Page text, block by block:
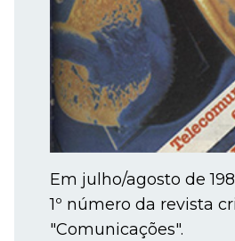
Em julho/agosto de
1º número da revista
"Comunicações".